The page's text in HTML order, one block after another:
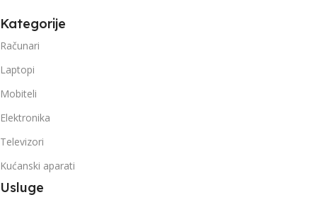
Kategorije
Računari
Laptopi
Mobiteli
Elektronika
Televizori
Kućanski aparati
Usluge